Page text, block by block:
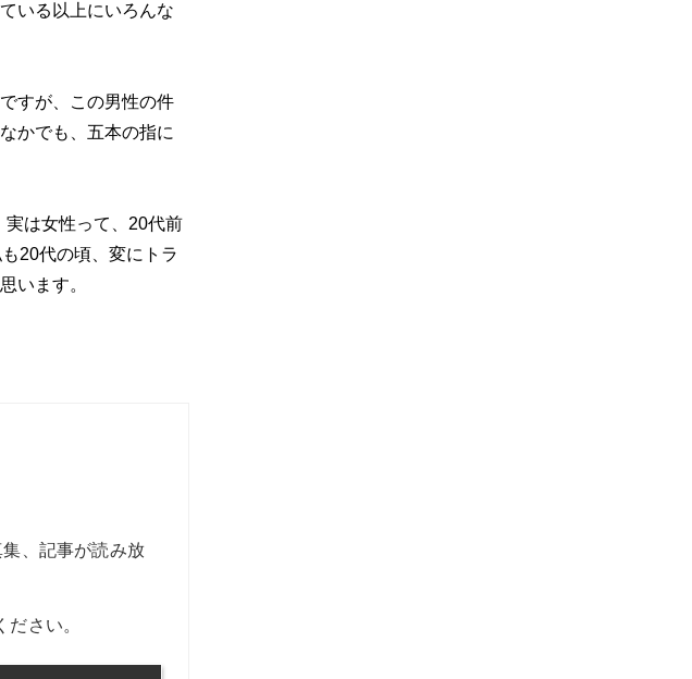
いる以上にいろんな
すが、この男性の件
かでも、五本の指に
は女性って、20代前
20代の頃、変にトラ
います。